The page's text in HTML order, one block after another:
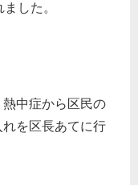
した。
中症から区民の
を区長あてに行